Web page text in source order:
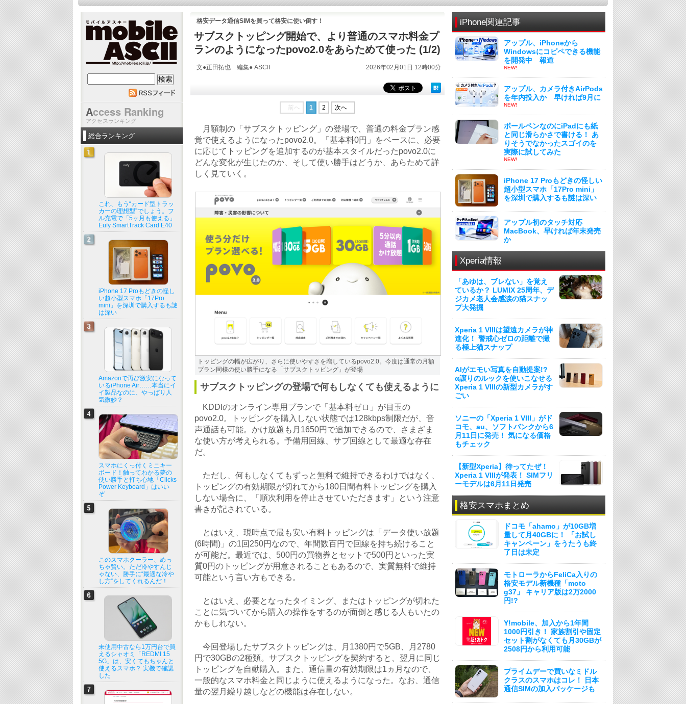
格安データ通信SIMを買って格安に使い倒す！
サブスクトッピング開始で、より普通のスマホ料金プ
ランのようになったpovo2.0をあらためて使った (1/2)
文●正田拓也 編集● ASCII 2026年02月01日 12時00分
前へ 1 2 次へ
月額制の「サブスクトッピング」の登場で、普通の料金プラン感
覚で使えるようになったpovo2.0。「基本料0円」をベースに、必要
に応じてトッピングを追加するのが基本スタイルだったpovo2.0に
どんな変化が生じたのか、そして使い勝手はどうか、あらためて詳
しく見ていく。
トッピングの幅が広がり、さらに使いやすさを増しているpovo2.0。今度は通常の月額
プラン同様の使い勝手になる「サブスクトッピング」が登場
サブスクトッピングの登場で何もしなくても使えるように
KDDIのオンライン専用プランで「基本料ゼロ」が目玉の
povo2.0。トッピングを購入しない状態では128kbps制限だが、音
声通話も可能。かけ放題も月1650円で追加できるので、さまざま
な使い方が考えられる。予備用回線、サブ回線として最適な存在
だ。
ただし、何もしなくてもずっと無料で維持できるわけではなく、
トッピングの有効期限が切れてから180日間有料トッピングを購入
しない場合に、「順次利用を停止させていただきます」という注意
書きが記されている。
とはいえ、現時点で最も安い有料トッピングは「データ使い放題
(6時間)」の1回250円なので、年間数百円で回線を持ち続けること
が可能だ。最近では、500円の買物券とセットで500円といった実
質0円のトッピングが用意されることもあるので、実質無料で維持
可能という言い方もできる。
とはいえ、必要となったタイミング、またはトッピングが切れた
ことに気づいてから購入の操作をするのが面倒と感じる人もいたの
かもしれない。
今回登場したサブスクトッピングは、月1380円で5GB、月2780
円で30GBの2種類。サブスクトッピングを契約すると、翌月に同じ
トッピングを自動購入。また、通信量の有効期限は1ヵ月なので、
一般的なスマホ料金と同じように使えるようになった。なお、通信
量の翌月繰り越しなどの機能は存在しない。
iPhone関連記事
アップル、iPhoneから
Windowsにコピペできる機能
を開発中 報道
NEW!
アップル、カメラ付きAirPods
を年内投入か 早ければ9月に
NEW!
ボールペンなのにiPadにも紙
と同じ滑らかさで書ける！ あ
りそうでなかったスゴイのを
実際に試してみた
NEW!
iPhone 17 Proもどきの怪しい
超小型スマホ「17Pro mini」
を深圳で購入するも謎は深い
アップル初のタッチ対応
MacBook、早ければ年末発売
か
Xperia情報
「あゆは、ブレない」を覚え
ているか？ LUMIX 25周年、デ
ジカメ老人会感涙の猫スナッ
プ大発掘
Xperia 1 VIIIは望遠カメラが神
進化！ 警戒心ゼロの距離で撮
る極上猫スナップ
AIがエモい写真を自動提案!?
α譲りのルックを使いこなせる
Xperia 1 VIIIの新型カメラがす
ごい
ソニーの「Xperia 1 VIII」がド
コモ、au、ソフトバンクから6
月11日に発売！ 気になる価格
もチェック
【新型Xperia】待ってたぜ！
Xperia 1 VIIIが発表！ SIMフリ
ーモデルは6月11日発売
格安スマホまとめ
ドコモ「ahamo」が10GB増
量して月40GBに！ 「お試し
キャンペーン」をうたうも終
了日は未定
モトローラからFeliCa入りの
格安モデル新機種「moto
g37」 キャリア版は2万2000
円!?
Y!mobile、加入から1年間
1000円引き！ 家族割引や固定
セット割がなくても月30GBが
2508円から利用可能
プライムデーで買いなミドル
クラスのスマホはコレ！ 日本
通信SIMの加入パッケージも
mobile ASCII
Access Ranking
アクセスランキング
総合ランキング
これ、もう“カード型トラッ
カーの理想型”でしょう。フ
ル充電で「5ヶ月も使える」
Eufy SmartTrack Card E40
iPhone 17 Proもどきの怪し
い超小型スマホ「17Pro
mini」を深圳で購入するも謎
は深い
Amazonで再び激安になって
いるiPhone Air……本当にイ
イ製品なのに、やっぱり人
気微妙？
スマホにくっ付くミニキー
ボード！触ってわかる夢の
使い勝手と打ち心地「Clicks
Power Keyboard」はいい
ぞ
このスマホクーラー、めっ
ちゃ賢い。ただ冷やすんじ
ゃない、勝手に“最適な冷や
し方”をしてくれるんだ！
未使用中古なら1万円台で買
えるシャオミ「REDMI 15
5G」は、安くてもちゃんと
使えるスマホ？ 実機で確認
した